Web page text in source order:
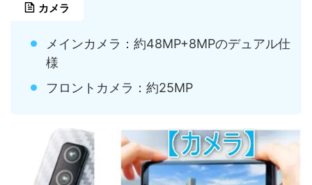
カメラ
メインカメラ：約48MP+8MPのデュアル仕
様
フロントカメラ：約25MP